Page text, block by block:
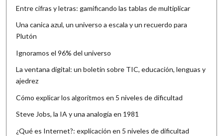
Entre cifras y letras: gamificando las tablas de multiplicar
Una canica azul, un universo a escala y un recuerdo para
Plutón
Ignoramos el 96% del universo
La ventana digital: un boletín sobre TIC, educación, lenguas y
ajedrez
Cómo explicar los algoritmos en 5 niveles de dificultad
Steve Jobs, la IA y una analogía en 1981
¿Qué es Internet?: explicación en 5 niveles de dificultad